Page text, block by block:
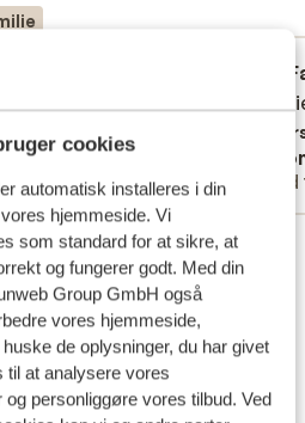
cookies
automatisk installeres i din
hjemmeside. Vi
som standard for at sikre, at
og fungerer godt. Med din
Group GmbH også
vores hjemmeside,
de oplysninger, du har givet
til at analysere vores
personliggøre vores tilbud. Ved
Très
Très
anmeldelser